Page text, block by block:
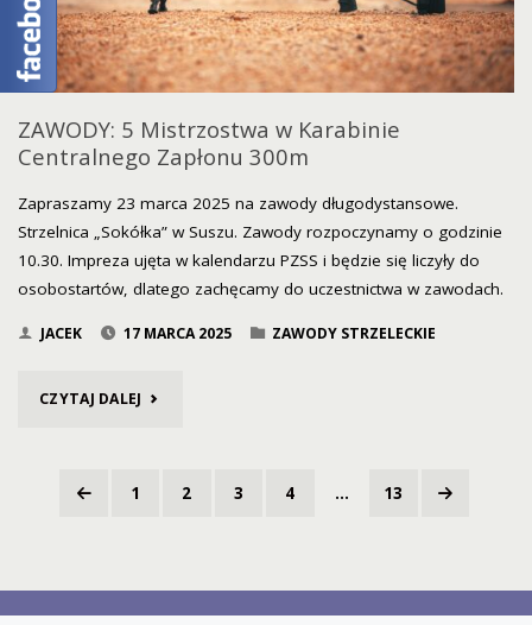
27.04.2025R."
ZAWODY: 5 Mistrzostwa w Karabinie
Centralnego Zapłonu 300m
Zapraszamy 23 marca 2025 na zawody długodystansowe.
Strzelnica „Sokółka” w Suszu. Zawody rozpoczynamy o godzinie
10.30. Impreza ujęta w kalendarzu PZSS i będzie się liczyły do
osobostartów, dlatego zachęcamy do uczestnictwa w zawodach.
JACEK 17 MARCA 2025 ZAWODY STRZELECKIE
CZYTAJ DALEJ "ZAWODY:
MISTRZOSTWA
KARABINIE
wpisów
1 2 3 4 … 13